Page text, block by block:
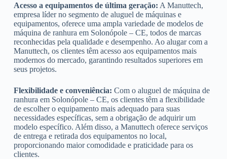
Acesso a equipamentos de última geração: A Manuttech,
empresa líder no segmento de aluguel de máquinas e
equipamentos, oferece uma ampla variedade de modelos de
máquina de ranhura em Solonópole – CE, todos de marcas
reconhecidas pela qualidade e desempenho. Ao alugar com a
Manuttech, os clientes têm acesso aos equipamentos mais
modernos do mercado, garantindo resultados superiores em
seus projetos.
Flexibilidade e conveniência: Com o aluguel de máquina de
ranhura em Solonópole – CE, os clientes têm a flexibilidade
de escolher o equipamento mais adequado para suas
necessidades específicas, sem a obrigação de adquirir um
modelo específico. Além disso, a Manuttech oferece serviços
de entrega e retirada dos equipamentos no local,
proporcionando maior comodidade e praticidade para os
clientes.